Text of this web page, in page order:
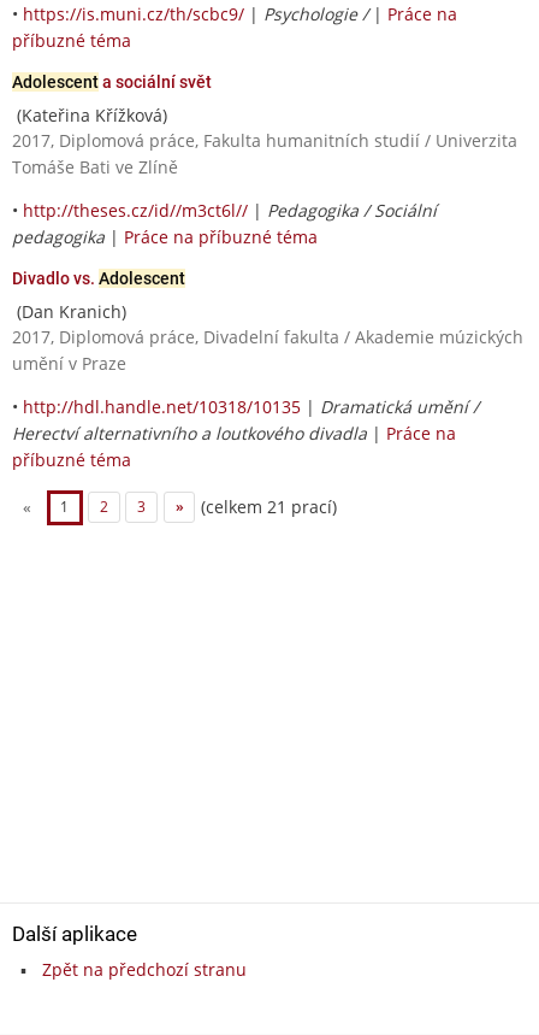
• https://is.muni.cz/th/scbc9/ | Psychologie / | Práce na
příbuzné téma
Adolescenta sociální svět
(Kateřina Křížková)
2017, Diplomová práce, Fakulta humanitních studií / Univerzita
Tomáše Bati ve Zlíně
• http://theses.cz/id//m3ct6l// | Pedagogika / Sociální
pedagogika | Práce na příbuzné téma
Divadlo vs. Adolescent
(Dan Kranich)
2017, Diplomová práce, Divadelní fakulta / Akademie múzických
umění v Praze
• http://hdl.handle.net/10318/10135 | Dramatická umění /
Herectví alternativního a loutkového divadla | Práce na
příbuzné téma
« 1 2 3 » (celkem 21 prací)
Další aplikace
Zpět na předchozí stranu